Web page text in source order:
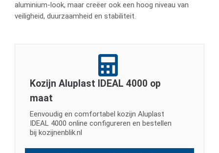
aluminium-look, maar creëer ook een hoog niveau van
veiligheid, duurzaamheid en stabiliteit.
Kozijn Aluplast IDEAL 4000 op
maat
Eenvoudig en comfortabel kozijn Aluplast
IDEAL 4000 online configureren en bestellen
bij kozijnenblik.nl